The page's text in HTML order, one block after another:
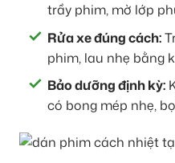
trầy phim, mờ lớp
Rửa xe đúng cách:
phim, lau nhẹ bằng
Bảo dưỡng định kỳ:
có bong mép nhẹ,